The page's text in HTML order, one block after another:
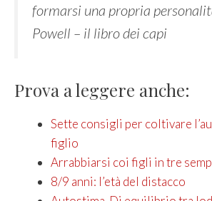
formarsi una propria
Powell – il libro dei capi
Prova a leggere anche:
Sette consigli per coltivare
figlio
Arrabbiarsi coi figli in tre
8/9 anni: l’età del distacco